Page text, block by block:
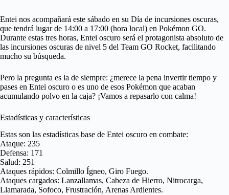
Entei nos acompañará este sábado en su Día de incursiones oscuras,
que tendrá lugar de 14:00 a 17:00 (hora local) en Pokémon GO.
Durante estas tres horas, Entei oscuro será el protagonista absoluto de
las incursiones oscuras de nivel 5 del Team GO Rocket, facilitando
mucho su búsqueda.
Pero la pregunta es la de siempre: ¿merece la pena invertir tiempo y
pases en Entei oscuro o es uno de esos Pokémon que acaban
acumulando polvo en la caja? ¡Vamos a repasarlo con calma!
Estadísticas y características
Estas son las estadísticas base de Entei oscuro en combate:
Ataque: 235
Defensa: 171
Salud: 251
Ataques rápidos: Colmillo Ígneo, Giro Fuego.
Ataques cargados: Lanzallamas, Cabeza de Hierro, Nitrocarga,
Llamarada, Sofoco, Frustración, Arenas Ardientes.